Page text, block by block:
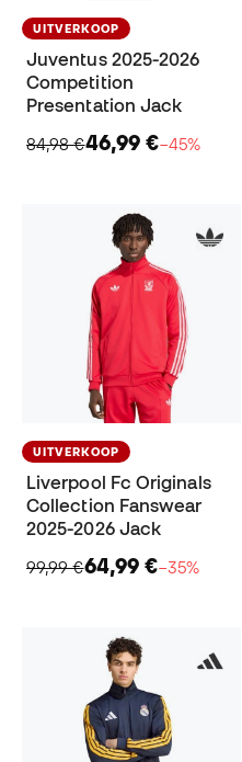
UITVERKOOP
Juventus 2025-2026
Competition
Presentation Jack
84,98 €46,99 €−45%
UITVERKOOP
Liverpool Fc Originals
Collection Fanswear
2025-2026 Jack
99,99 €64,99 €−35%